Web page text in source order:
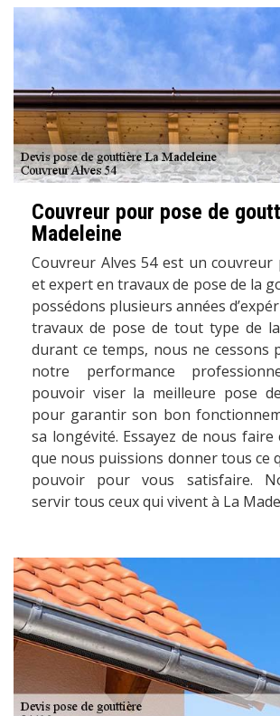
Couvreur pour pose de
Madeleine
Couvreur Alves 54 est un couvreur
et expert en travaux de pose de la
possédons plusieurs années
travaux de pose de tout type de
durant ce temps, nous ne cessons
notre performance
pouvoir viser la meilleure pose
pour garantir son bon
sa longévité. Essayez de nous faire
que nous puissions donner tous ce
pouvoir pour vous satisfaire.
servir tous ceux qui vivent à La